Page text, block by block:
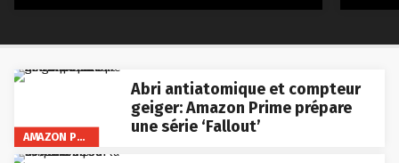
AMAZON PRIME VIDEO
Abri antiatomique et compteur
geiger: Amazon Prime prépare
une série ‘Fallout’